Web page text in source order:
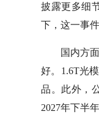
披露更多细
下，这一事
国内方
好。1.6T光
品。此外，
2027年下半